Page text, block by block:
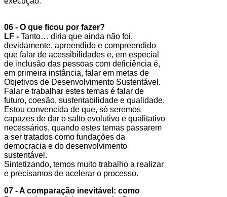
06 - O que ficou por fazer?
LF - Tanto… diria que ainda não foi,
devidamente, apreendido e compreendido
que falar de acessibilidades e, em especial
de inclusão das pessoas com deficiência é,
em primeira instância, falar em metas de
Objetivos de Desenvolvimento Sustentável.
Falar e trabalhar estes temas é falar de
futuro, coesão, sustentabilidade e qualidade.
Estou convencida de que, só seremos
capazes de dar o salto evolutivo e qualitativo
necessários, quando estes temas passarem
a ser tratados como fundações da
democracia e do desenvolvimento
sustentável.
Sintetizando, temos muito trabalho a realizar
e precisamos de acelerar o processo.
07 - A comparação inevitável: como